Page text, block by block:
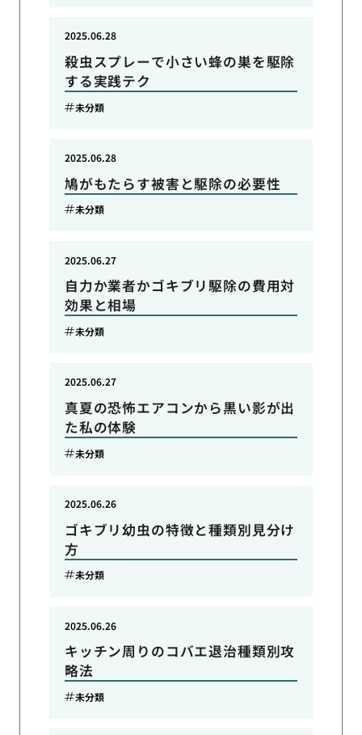
殺虫スプレーで小さい蜂の巣を駆除
する実践テク
2025.06.28
未分類
鳩がもたらす被害と駆除の必要性
2025.06.28
未分類
自力か業者かゴキブリ駆除の費用対
効果と相場
2025.06.27
未分類
真夏の恐怖エアコンから黒い影が出
た私の体験
2025.06.27
未分類
ゴキブリ幼虫の特徴と種類別見分け
方
2025.06.26
未分類
キッチン周りのコバエ退治種類別攻
略法
2025.06.26
未分類